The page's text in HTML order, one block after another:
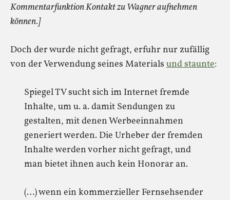
Kommentarfunktion Kontakt zu Wagner aufnehmen
können.]
Doch der wurde nicht gefragt, erfuhr nur zufällig
von der Verwendung seines Materials und staunte:
Spiegel TV sucht sich im Internet fremde
Inhalte, um u. a. damit Sendungen zu
gestalten, mit denen Werbeeinnahmen
generiert werden. Die Urheber der fremden
Inhalte werden vorher nicht gefragt, und
man bietet ihnen auch kein Honorar an.
(…) wenn ein kommerzieller Fernsehsender